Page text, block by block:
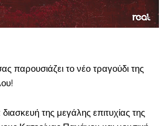
παρουσιάζει το νέο τραγούδι της
της μεγάλης επιτυχίας της